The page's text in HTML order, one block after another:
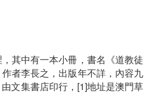
其中有一本小冊，書名《道教徒
者李長之，出版年不詳，內容九
文集書店印行，[1]地址是澳門草